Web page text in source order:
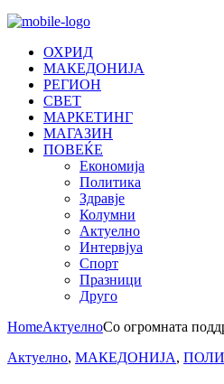
ОХРИД
МАКЕДОНИЈА
РЕГИОН
СВЕТ
МАРКЕТИНГ
МАГАЗИН
ПОВЕЌЕ
Економија
Политика
Здравје
Колумни
Актуелно
Интервјуа
Спорт
Празници
Друго
HomeАктуелноСо огромната
Актуелно, МАКЕДОНИЈА,